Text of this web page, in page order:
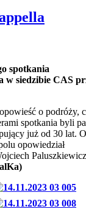
spotkania
w siedzibie CAS
o podróży,
spotkania byli
już od 30 lat. O
opowiedział